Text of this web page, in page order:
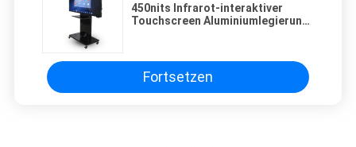
450nits Infrarot-interaktiver
Touchscreen Aluminiumlegierung
Fortsetzen